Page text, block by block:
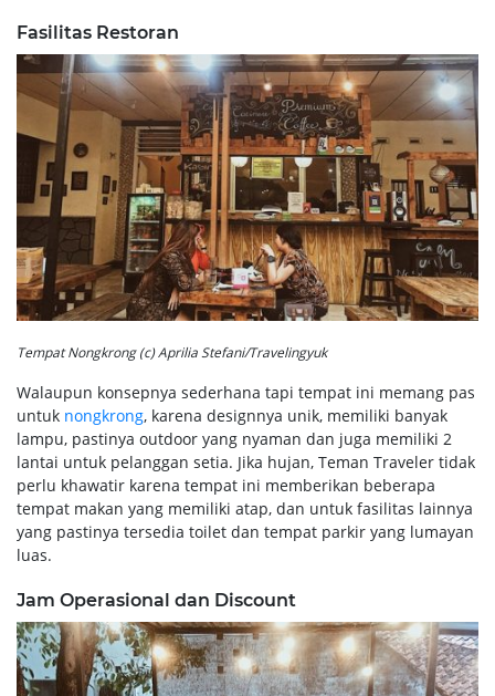
Fasilitas Restoran
Tempat Nongkrong (c) Aprilia Stefani/Travelingyuk
Walaupun konsepnya sederhana tapi tempat ini memang pas
untuk nongkrong, karena designnya unik, memiliki banyak
lampu, pastinya outdoor yang nyaman dan juga memiliki 2
lantai untuk pelanggan setia. Jika hujan, Teman Traveler tidak
perlu khawatir karena tempat ini memberikan beberapa
tempat makan yang memiliki atap, dan untuk fasilitas lainnya
yang pastinya tersedia toilet dan tempat parkir yang lumayan
luas.
Jam Operasional dan Discount